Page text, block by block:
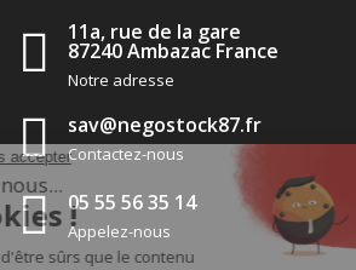
11a, rue de la gare
87240 Ambazac France
Notre adresse
sav@negostock87.fr
Contactez-nous
05 55 56 35 14
Appelez-nous